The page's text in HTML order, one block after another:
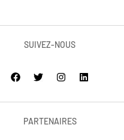
SUIVEZ-NOUS
PARTENAIRES